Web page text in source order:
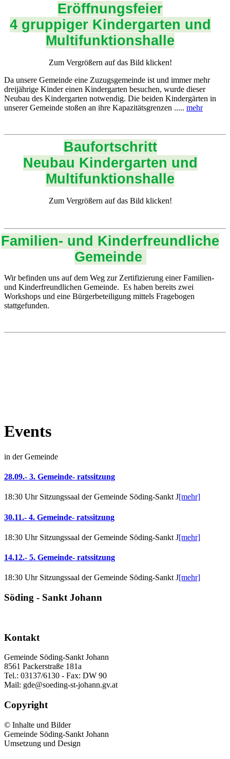
Eröffnungsfeier
4 gruppiger Kindergarten und
Multifunktionshalle
Zum Vergrößern auf das Bild klicken!
Da unsere Gemeinde eine Zuzugsgemeinde ist und immer mehr
dreijährige Kinder einen Kindergarten besuchen, wurde dieser
Neubau des Kindergarten notwendig. Die beiden Kindergärten in
unserer Gemeinde stoßen an ihre Kapazitätsgrenzen ..... mehr
Baufortschritt
Neubau Kindergarten und
Multifunktionshalle
Zum Vergrößern auf das Bild klicken!
Familien- und Kinderfreundliche
Gemeinde
Wir befinden uns auf dem Weg zur Zertifizierung einer Familien-
und Kinderfreundlichen Gemeinde. Es haben bereits zwei
Workshops und eine Bürgerbeteiligung mittels Fragebogen
stattgefunden.
Events
in der Gemeinde
28.09.- 3. Gemeinde- ratssitzung
18:30 Uhr Sitzungssaal der Gemeinde Söding-Sankt J[mehr]
30.11.- 4. Gemeinde- ratssitzung
18:30 Uhr Sitzungssaal der Gemeinde Söding-Sankt J[mehr]
14.12.- 5. Gemeinde- ratssitzung
18:30 Uhr Sitzungssaal der Gemeinde Söding-Sankt J[mehr]
Söding - Sankt Johann
Kontakt
Gemeinde Söding-Sankt Johann
8561 Packerstraße 181a
Tel.: 03137/6130 - Fax: DW 90
Mail: gde@soeding-st-johann.gv.at
Copyright
© Inhalte und Bilder
Gemeinde Söding-Sankt Johann
Umsetzung und Design